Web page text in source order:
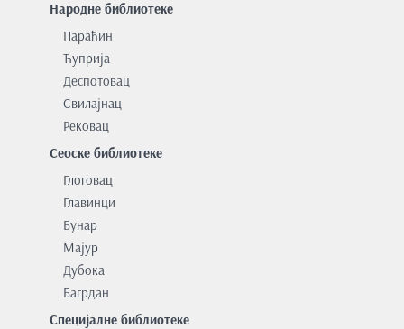
Народне библиотеке
Параћин
Ћуприја
Деспотовац
Свилајнац
Рековац
Сеоске библиотеке
Глоговац
Главинци
Бунар
Мајур
Дубока
Багрдан
Специјалне библиотеке